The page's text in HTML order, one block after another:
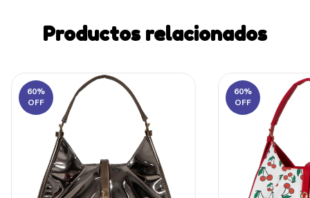
Productos relacionados
60%
OFF
60%
OFF